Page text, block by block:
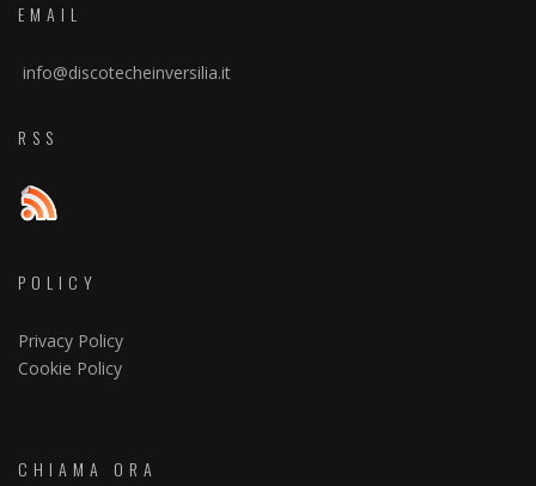
EMAIL
info@discotecheinversilia.it
RSS
POLICY
Privacy Policy
Cookie Policy
CHIAMA ORA